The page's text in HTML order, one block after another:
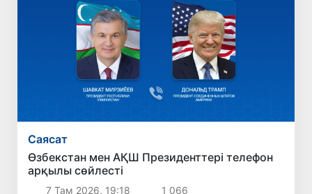
Саясат
Өзбекстан мен АҚШ Президенттері телефон
арқылы сөйлесті
7 Там 2026, 19:18 1 066